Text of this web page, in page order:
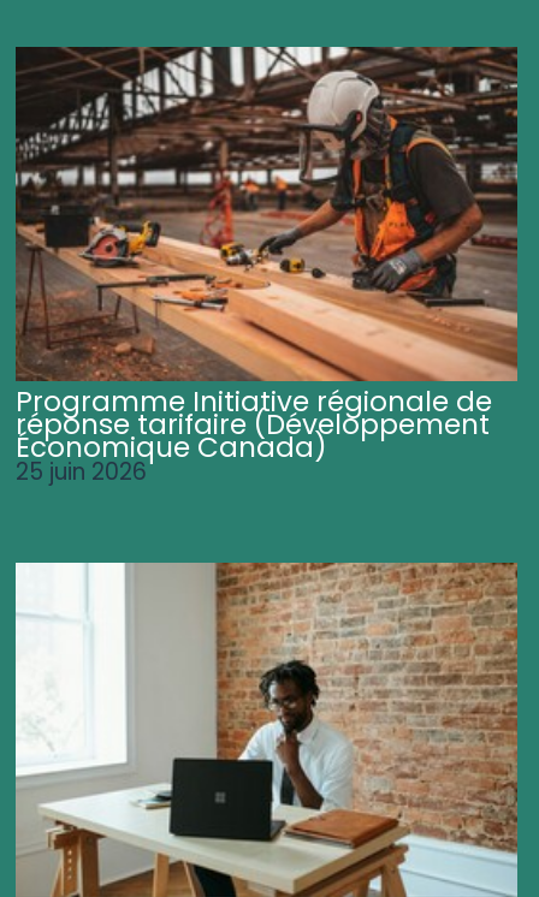
Programme Initiative régionale de
réponse tarifaire (Développement
Économique Canada)
25 juin 2026